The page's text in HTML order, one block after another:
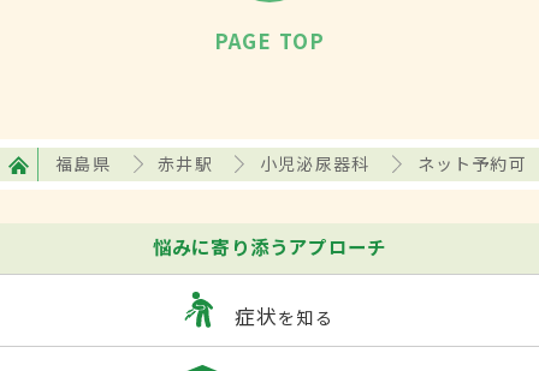
PAGE TOP
福島県 赤井駅 小児泌尿器科 ネット予約可
悩みに寄り添うアプローチ
症状を知る